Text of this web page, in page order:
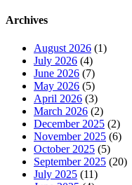
Archives
August 2026 (1)
July 2026 (4)
June 2026 (7)
May 2026 (5)
April 2026 (3)
March 2026 (2)
December 2025 (2)
November 2025 (6)
October 2025 (5)
September 2025 (20)
July 2025 (11)